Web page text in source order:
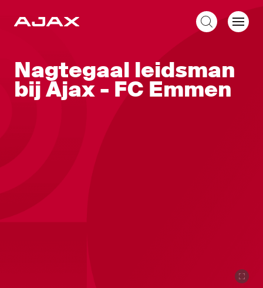
Nagtegaal leidsman
bij Ajax - FC Emmen